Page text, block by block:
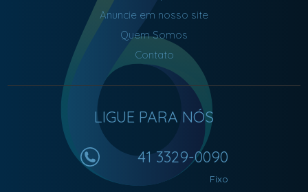
Anuncie em nosso site
Quem Somos
Contato
LIGUE PARA NÓS
41 3329-0090
Fixo